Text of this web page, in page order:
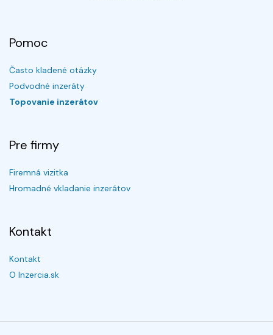
Pomoc
Často kladené otázky
Podvodné inzeráty
Topovanie inzerátov
Pre firmy
Firemná vizitka
Hromadné vkladanie inzerátov
Kontakt
Kontakt
O Inzercia.sk